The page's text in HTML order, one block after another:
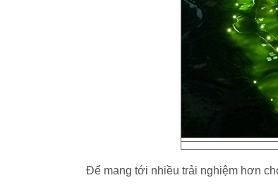
Để mang tới nhiều trải nghiệm hơn